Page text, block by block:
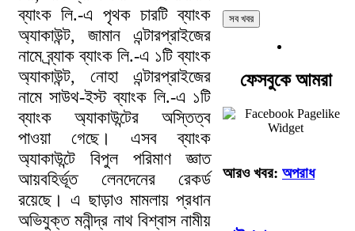
ব্যাংক লি.-এ পৃথক চারটি ব্যাংক
অ্যাকাউন্ট, জামান এন্টারপ্রাইজের
নামে ব্র্যাক ব্যাংক লি.-এ ১টি ব্যাংক
অ্যাকাউন্ট, নোহা এন্টারপ্রাইজের
নামে সাউথ-ইস্ট ব্যাংক লি.-এ ১টি
ব্যাংক অ্যাকাউন্টের অস্তিত্ব
পাওয়া গেছে। এসব ব্যাংক
অ্যাকাউন্টে বিপুল পরিমাণ জ্ঞাত
আয়বহির্ভূত লেনদেনের রেকর্ড
রয়েছে। এ ছাড়াও মামলায় প্রধান
অভিযুক্ত মনীন্দ্র নাথ বিশ্বাস নামীয়
সব খবর
ফেসবুকে আমরা
আরও খবর: অপরাধ